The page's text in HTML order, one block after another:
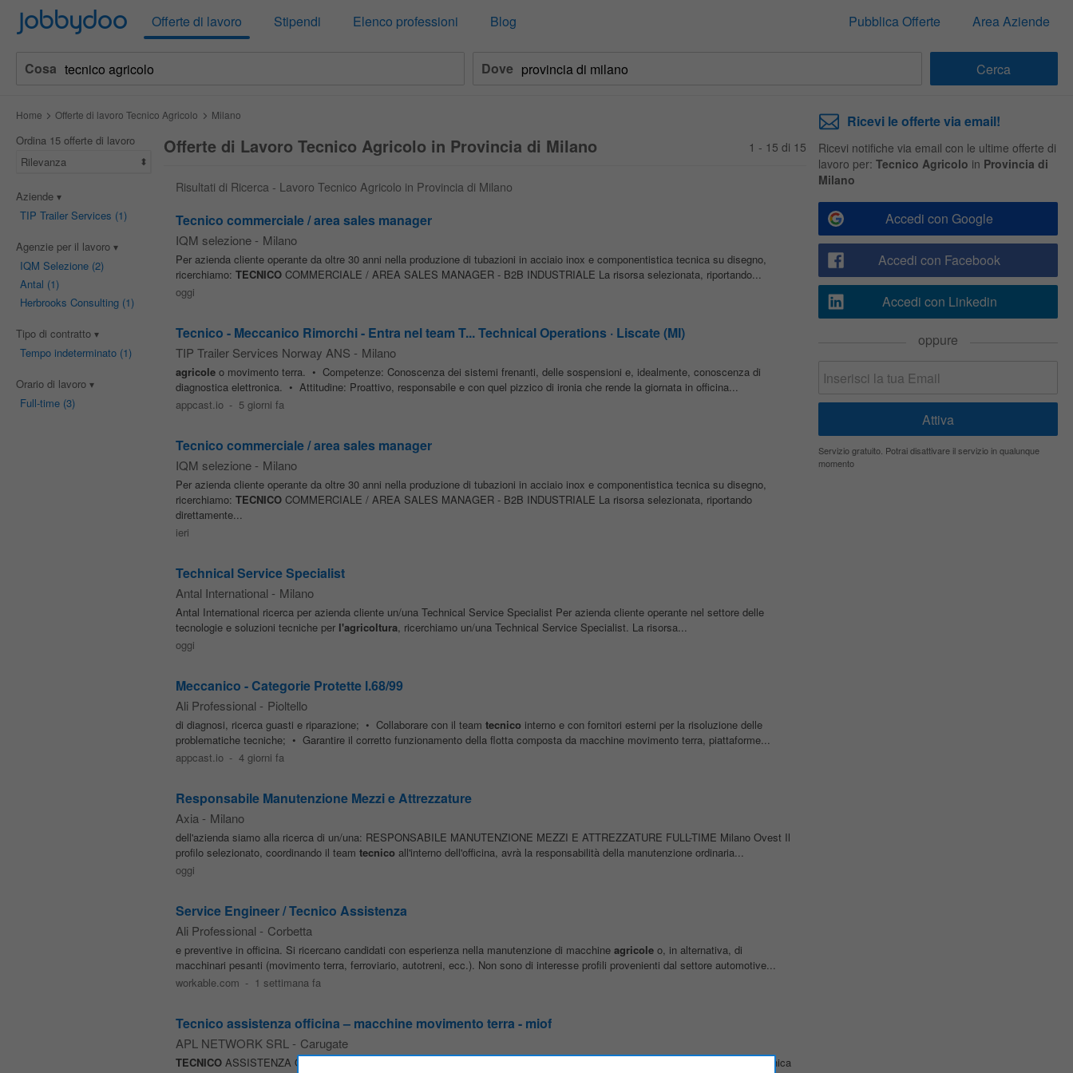
Jobbydoo Offerte di lavoro Stipendi Elenco professioni Blog Pubblica Offerte Area Aziende
Cosa Dove
Home Offerte di lavoro Tecnico Agricolo Milano
Ordina 15 offerte di lavoro
Rilevanza
Aziende
TIP Trailer Services (1)
Agenzie per il lavoro
IQM Selezione(2)
Antal (1)
Herbrooks Consulting(1)
Tipo di contratto
Tempo indeterminato(1)
Orario di lavoro
Full-time(3)
Offerte di Lavoro Tecnico Agricolo in Provincia di Milano 1 - 15 di 15
Risultati di Ricerca - Lavoro Tecnico Agricolo in Provincia di Milano
Tecnico commerciale / area sales manager
IQM selezione - Milano
Per azienda cliente operante da oltre 30 anni nella produzione di tubazioni in acciaio inox e componentistica tecnica su disegno,
ricerchiamo: TECNICOCOMMERCIALE / AREA SALES MANAGER - B2B INDUSTRIALE La risorsa selezionata, riportando...
oggi
Tecnico - Meccanico Rimorchi - Entra nel team T... Technical Operations · Liscate (MI)
TIP Trailer Services Norway ANS - Milano
agricoleo movimento terra. • Competenze: Conoscenza dei sistemi frenanti, delle sospensioni e, idealmente, conoscenza di
diagnostica elettronica. • Attitudine: Proattivo, responsabile e con quel pizzico di ironia che rende la giornata in officina...
appcast.io - 5 giorni fa
Tecnico commerciale / area sales manager
IQM selezione - Milano
Per azienda cliente operante da oltre 30 anni nella produzione di tubazioni in acciaio inox e componentistica tecnica su disegno,
ricerchiamo: TECNICOCOMMERCIALE / AREA SALES MANAGER - B2B INDUSTRIALE La risorsa selezionata, riportando
direttamente...
ieri
Technical Service Specialist
Antal International - Milano
Antal International ricerca per azienda cliente un/una Technical Service Specialist Per azienda cliente operante nel settore delle
tecnologie e soluzioni tecniche per l'agricoltura, ricerchiamo un/una Technical Service Specialist. La risorsa...
oggi
Meccanico - Categorie Protette l.68/99
Ali Professional - Pioltello
di diagnosi, ricerca guasti e riparazione; • Collaborare con il team tecnicointerno e con fornitori esterni per la risoluzione delle
problematiche tecniche; • Garantire il corretto funzionamento della flotta composta da macchine movimento terra, piattaforme...
appcast.io - 4 giorni fa
Responsabile Manutenzione Mezzi e Attrezzature
Axia - Milano
dell'azienda siamo alla ricerca di un/una: RESPONSABILE MANUTENZIONE MEZZI E ATTREZZATURE FULL-TIME Milano Ovest Il
profilo selezionato, coordinando il team tecnicoall'interno dell'officina, avrà la responsabilità della manutenzione ordinaria...
oggi
Service Engineer / Tecnico Assistenza
Ali Professional - Corbetta
e preventive in officina. Si ricercano candidati con esperienza nella manutenzione di macchine agricoleo, in alternativa, di
macchinari pesanti (movimento terra, ferroviario, autotreni, ecc.). Non sono di interesse profili provenienti dal settore automotive...
workable.com - 1 settimana fa
Tecnico assistenza officina – macchine movimento terra - miof
APL NETWORK SRL - Carugate
TECNICOASSISTENZA OFFICINA – MACCHINE MOVIMENTO TERRA Zona di lavoro: Carugate Se hai passione per la meccanica
Ricevi le offerte via email!
Ricevi notifiche via email con le ultime offerte di
lavoro per: Tecnico Agricolo in Provincia di
Milano
Accedi con Google
Accedi con Facebook
Accedi con Linkedin
oppure
Servizio gratuito. Potrai disattivare il servizio in qualunque
momento